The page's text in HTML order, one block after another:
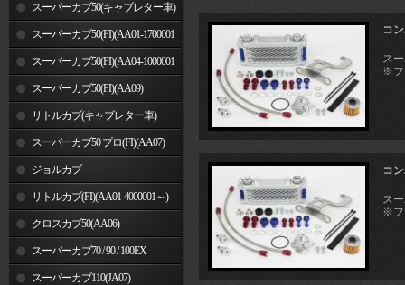
スーパーカブ50(キャブレター車)
スーパーカブ50(FI)(AA01-1700001
～) スーパーカブ50(FI)(AA04-1000001
～) スーパーカブ50(FI)(AA09)
リトルカブ(キャブレター車)
スーパーカブ50 プロ(FI)(AA07)
ジョルカブ
リトルカブ(FI)(AA01-4000001～)
クロスカブ50(AA06)
スーパーカブ70 / 90 / 100EX
スーパーカブ110(JA07)
コ
ス
※フ
コ
ス
※フ